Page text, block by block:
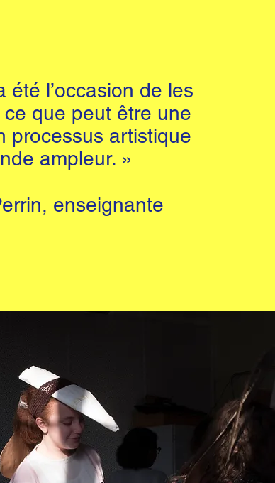
été l’occasion de les
que peut être une
processus artistique
ampleur. »
enseignante